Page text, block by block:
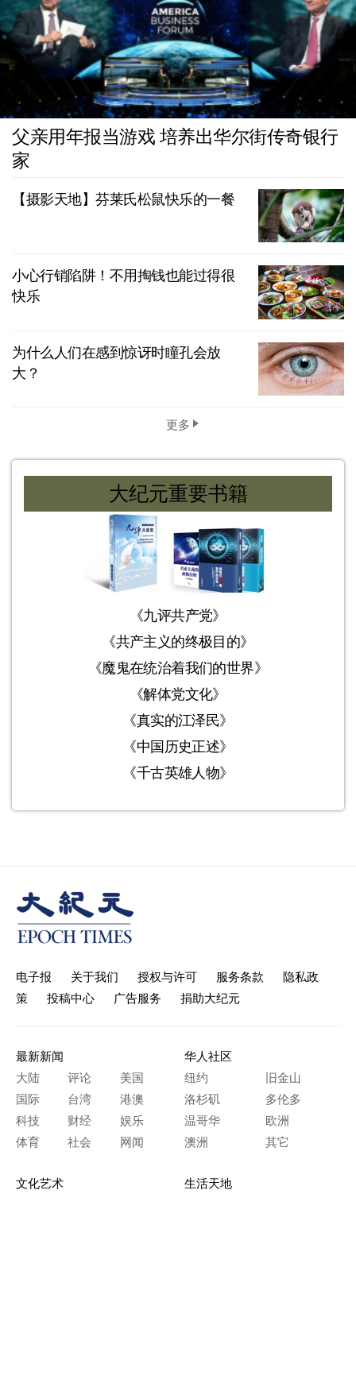
父亲用年报当游戏 培养出华尔街传奇银行
家
【摄影天地】芬莱氏松鼠快乐的一餐
小心行销陷阱！不用掏钱也能过得很
快乐
为什么人们在感到惊讶时瞳孔会放
大？
更多
大纪元重要书籍
《九评共产党》
《共产主义的终极目的》
《魔鬼在统治着我们的世界》
《解体党文化》
《真实的江泽民》
《中国历史正述》
《千古英雄人物》
电子报 关于我们 授权与许可 服务条款
隐私政
策
投稿中心 广告服务 捐助大纪元
最新新闻
大陆
评论
美国
国际
台湾
港澳
科技
财经
娱乐
体育
社会 网闻
华人社区
纽约
旧金山
洛杉矶
多伦多
温哥华
欧洲
澳洲
其它
文化艺术
生活天地